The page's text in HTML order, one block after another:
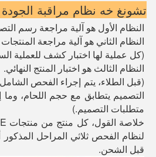
تشونغ خه نظام مراقبة الجودة
النظام الأول هو آلية مراجعة رسم
النظام الثاني هو آلية مراجعة المنتجات
(كل عملية لها اختبار كشف للعملية
النظام الثالث هو اختبار المنتج النهائي.
(قبل الطلاء، يتم إجراء الفحص
التصميم يتطابق مع حجم اللحام، وما
متطلبات التصميم.)
لنظام الفحص ثلاثي المراحل المذكور
قبل الشحن.